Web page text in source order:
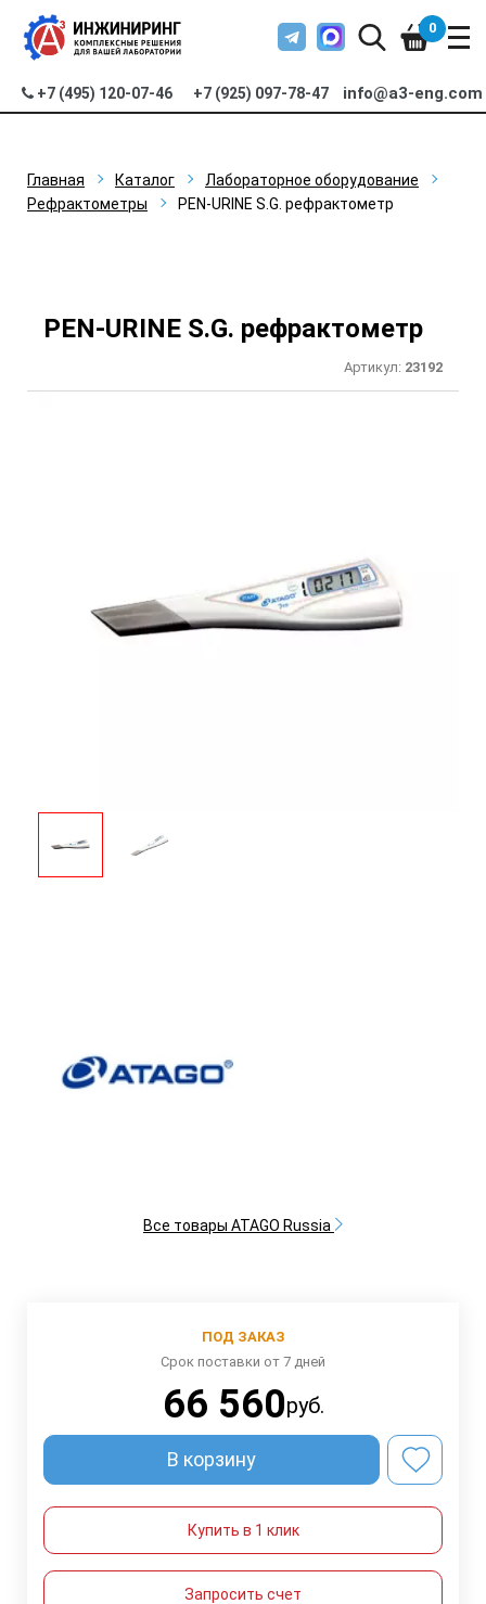
+7 (495) 120-07-46 +7 (925) 097-78-47 info@a3-eng.com
0
Главная Каталог
Лабораторное оборудование
Рефрактометры
PEN-URINE S.G. рефрактометр
PEN-URINE S.G. рефрактометр
Артикул: 23192
Все товары ATAGO Russia
ПОД ЗАКАЗ
Срок поставки от 7 дней
66 560руб.
В корзину
Купить в 1 клик
Запросить счет